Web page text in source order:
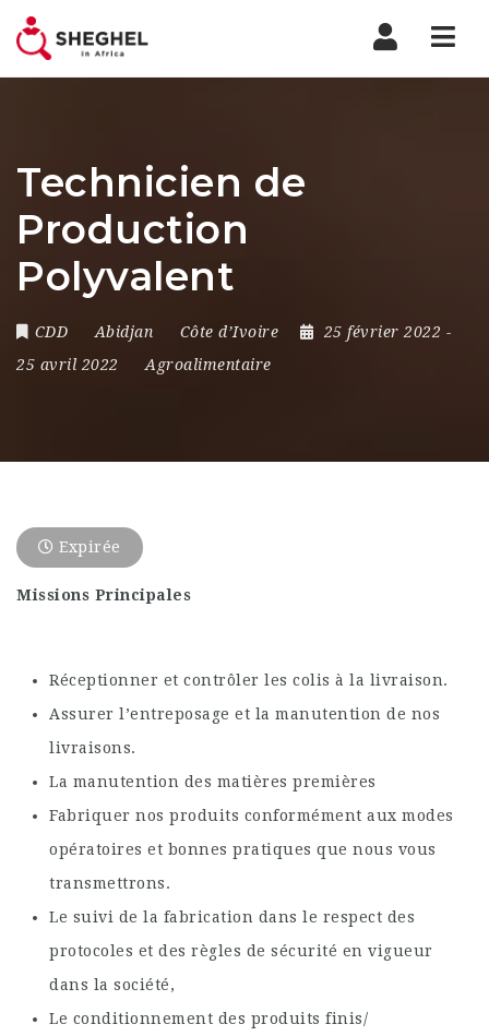
Technicien de
Production
Polyvalent
CDD Abidjan Côte d’Ivoire 25 février 2022 -
25 avril 2022
Agroalimentaire
Expirée
Missions Principales
Réceptionner et contrôler les colis à la livraison.
Assurer l’entreposage et la manutention de nos
livraisons.
La manutention des matières premières
Fabriquer nos produits conformément aux modes
opératoires et bonnes pratiques que nous vous
transmettrons.
Le suivi de la fabrication dans le respect des
protocoles et des règles de sécurité en vigueur
dans la société,
Le conditionnement des produits finis/